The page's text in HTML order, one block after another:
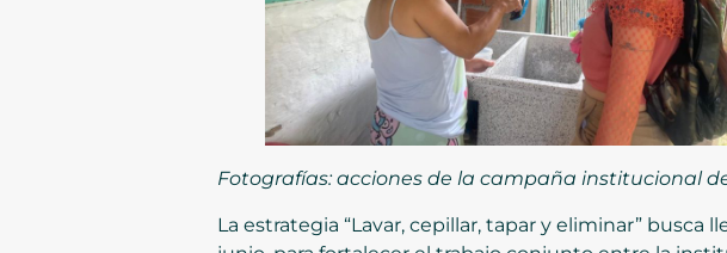
Fotografías: acciones de la campaña institucional
La estrategia “Lavar, cepillar, tapar y eliminar”